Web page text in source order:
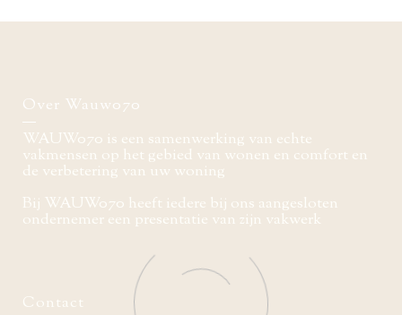
Over Wauw070
WAUW070 is een samenwerking van echte
vakmensen op het gebied van wonen en comfort en
de verbetering van uw woning
Bij WAUW070 heeft iedere bij ons aangesloten
ondernemer een presentatie van zijn vakwerk
Contact